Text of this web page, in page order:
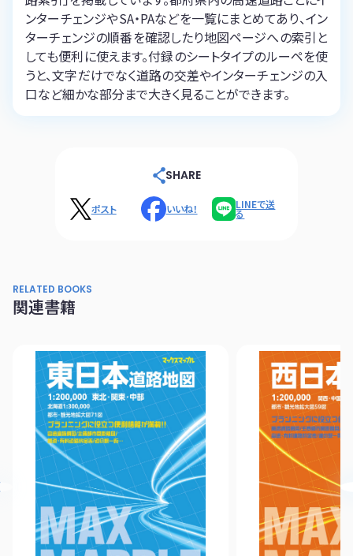
ンターチェンジやSA・PAなどを一覧にまとめてあり、イン
ターチェンジの順番を確認したり地図ページへの索引と
しても便利に使えます。付録のシートタイプのルーペを使
うと、文字だけでなく道路の交差やインターチェンジの入
口など細かな部分まで大きく見ることができます。
SHARE
ポスト いいね！ LINEで送
る
RELATED BOOKS
関連書籍